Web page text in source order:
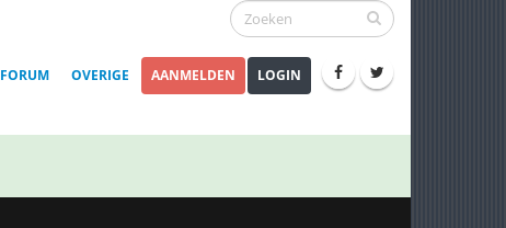
FORUM OVERIGE AANMELDEN LOGIN